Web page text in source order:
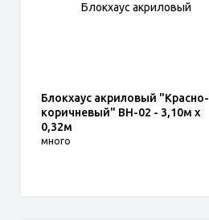
Блокхаус акриловый "Красно-
коричневый" BH-02 - 3,10м х
0,32м
много